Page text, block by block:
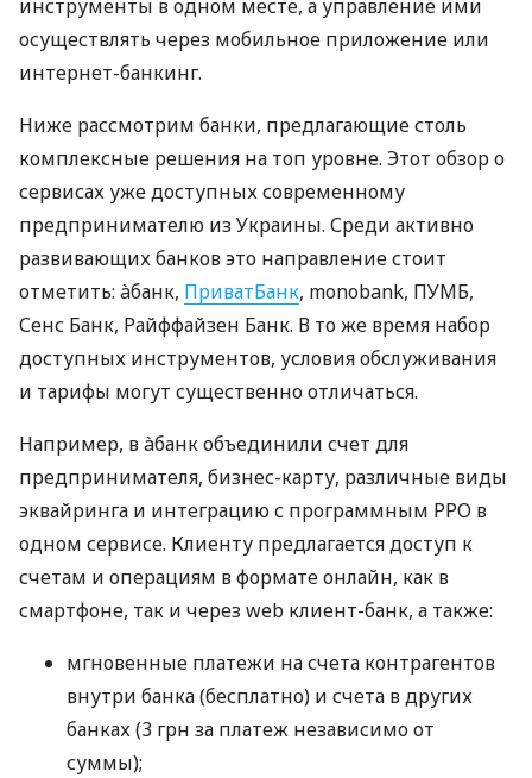
инструменты в одном месте, а управление ими
осуществлять через мобильное приложение или
интернет-банкинг.
Ниже рассмотрим банки, предлагающие столь
комплексные решения на топ уровне. Этот обзор о
сервисах уже доступных современному
предпринимателю из Украины. Среди активно
развивающих банков это направление стоит
отметить: àбанк, ПриватБанк, monobank, ПУМБ,
Сенс Банк, Райффайзен Банк. В то же время набор
доступных инструментов, условия обслуживания
и тарифы могут существенно отличаться.
Например, в àбанк объединили счет для
предпринимателя, бизнес-карту, различные виды
эквайринга и интеграцию с программным РРО в
одном сервисе. Клиенту предлагается доступ к
счетам и операциям в формате онлайн, как в
смартфоне, так и через web клиент-банк, а также:
мгновенные платежи на счета контрагентов
внутри банка (бесплатно) и счета в других
банках (3 грн за платеж независимо от
суммы);